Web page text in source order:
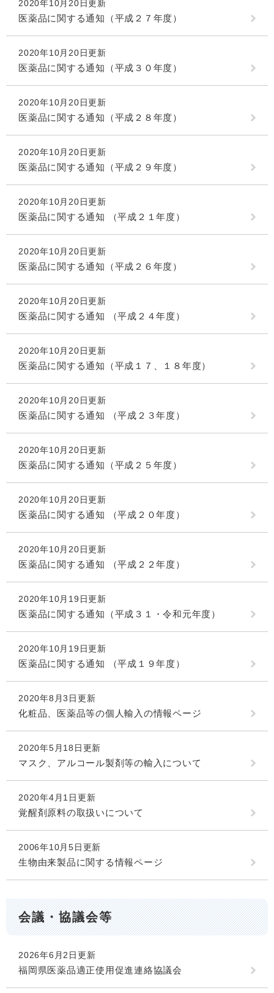
2020年10月20日更新
医薬品に関する通知（平成２７年度）
2020年10月20日更新
医薬品に関する通知（平成３０年度）
2020年10月20日更新
医薬品に関する通知（平成２８年度）
2020年10月20日更新
医薬品に関する通知（平成２９年度）
2020年10月20日更新
医薬品に関する通知 （平成２１年度）
2020年10月20日更新
医薬品に関する通知（平成２６年度）
2020年10月20日更新
医薬品に関する通知 （平成２４年度）
2020年10月20日更新
医薬品に関する通知（平成１７、１８年度）
2020年10月20日更新
医薬品に関する通知 （平成２３年度）
2020年10月20日更新
医薬品に関する通知（平成２５年度）
2020年10月20日更新
医薬品に関する通知 （平成２０年度）
2020年10月20日更新
医薬品に関する通知 （平成２２年度）
2020年10月19日更新
医薬品に関する通知（平成３１・令和元年度）
2020年10月19日更新
医薬品に関する通知 （平成１９年度）
2020年8月3日更新
化粧品、医薬品等の個人輸入の情報ページ
2020年5月18日更新
マスク、アルコール製剤等の輸入について
2020年4月1日更新
覚醒剤原料の取扱いについて
2006年10月5日更新
生物由来製品に関する情報ページ
会議・協議会等
2026年6月2日更新
福岡県医薬品適正使用促進連絡協議会